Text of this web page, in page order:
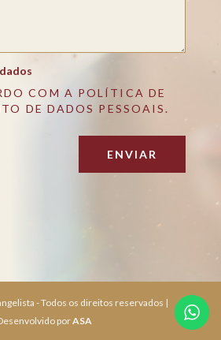
COM A POLÍTICA DE
DE DADOS PESSOAIS.
ENVIAR
- Todos os direitos reservados |
porASA